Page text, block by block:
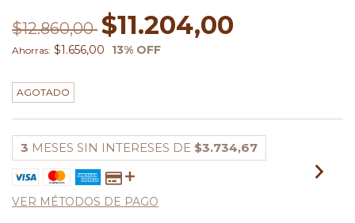
$12.860,00 $11.204,00
Ahorras: $1.656,00 13% OFF
AGOTADO
3 MESES SIN INTERESES DE $3.734,67
VER MÉTODOS DE PAGO